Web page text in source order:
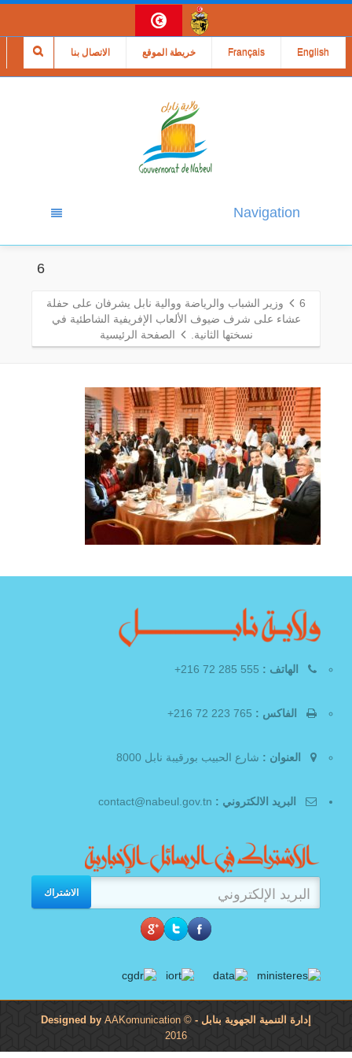
الاتصال بنا خريطة الموقع Français English
Navigation
6
6
وزير الشباب والرياضة ووالية نابل يشرفان على حفلة
عشاء على شرف ضيوف الألعاب الإفريفية الشاطئية في
نسختها الثانية.
الصفحة الرئيسية
الهاتف :
الفاكس :
العنوان : شارع الحبيب بورقيبة نابل 8000
البريد الالكتروني :
الاشتراك
إدارة التنمية الجهوية بنابل - Designed by
AAKomunication ©
2016